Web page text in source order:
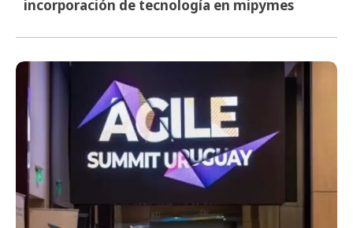
incorporación de tecnología en mipymes